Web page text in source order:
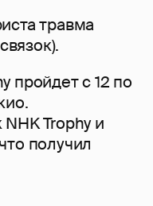
травма
пройдет с 12 по
Trophy и
получил